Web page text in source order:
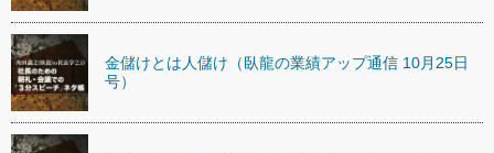
金儲けとは人儲け（臥龍の業績アップ通信 10月25日
号）